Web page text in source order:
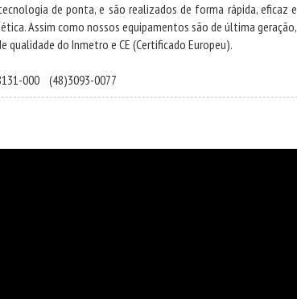
de ponta, e são realizados de forma rápida, eficaz e
Assim como nossos equipamentos são de última geração,
qualidade do Inmetro e CE (Certificado Europeu).
000 (48)3093-0077